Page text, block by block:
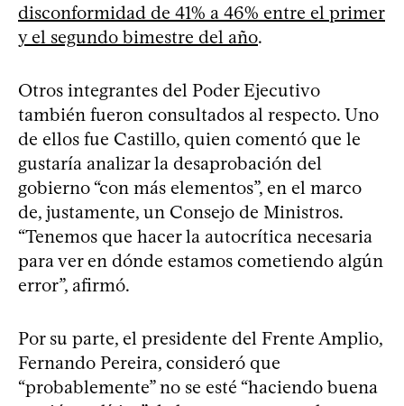
disconformidad de 41% a 46% entre el primer
y el segundo bimestre del año.
Otros integrantes del Poder Ejecutivo
también fueron consultados al respecto. Uno
de ellos fue Castillo, quien comentó que le
gustaría analizar la desaprobación del
gobierno “con más elementos”, en el marco
de, justamente, un Consejo de Ministros.
“Tenemos que hacer la autocrítica necesaria
para ver en dónde estamos cometiendo algún
error”, afirmó.
Por su parte, el presidente del Frente Amplio,
Fernando Pereira, consideró que
“probablemente” no se esté “haciendo buena